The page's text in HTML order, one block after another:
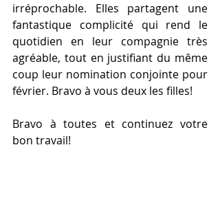
irréprochable. Elles partagent une
fantastique complicité qui rend le
quotidien en leur compagnie très
agréable, tout en justifiant du même
coup leur nomination conjointe pour
février. Bravo à vous deux les filles!
Bravo à toutes et continuez votre
bon travail!